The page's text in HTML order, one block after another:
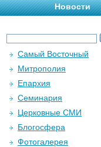
Новости
Самый Восточный
Митрополия
Епархия
Семинария
Церковные СМИ
Блогосфера
Фотогалерея